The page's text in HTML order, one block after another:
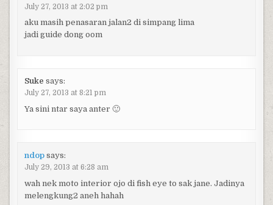
July 27, 2013 at 2:02 pm
aku masih penasaran jalan2 di simpang lima
jadi guide dong oom
Suke says:
July 27, 2013 at 8:21 pm
Ya sini ntar saya anter 🙂
ndop says:
July 29, 2013 at 6:28 am
wah nek moto interior ojo di fish eye to sak jane. Jadinya
melengkung2 aneh hahah